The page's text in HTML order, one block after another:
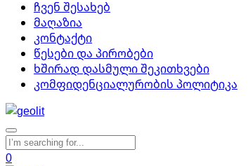
ჩვენ შესახებ
მაღაზია
კონტაქტი
წესები და პირობები
ხშირად დასმული შეკითხვები
კომფიდენციალურობის პოლიტიკა
0